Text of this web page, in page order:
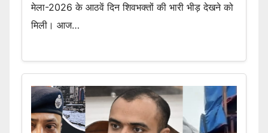
मेला-2026 के आठवें दिन शिवभक्तों की भारी भीड़ देखने को
मिली। आज…